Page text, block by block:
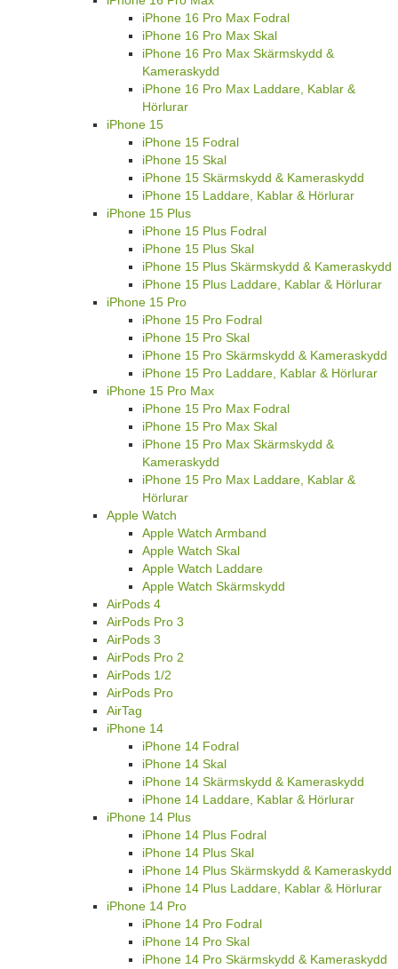
iPhone 16 Pro Max Fodral
iPhone 16 Pro Max Skal
iPhone 16 Pro Max Skärmskydd &
Kameraskydd
iPhone 16 Pro Max Laddare, Kablar &
Hörlurar
iPhone 15
iPhone 15 Fodral
iPhone 15 Skal
iPhone 15 Skärmskydd & Kameraskydd
iPhone 15 Laddare, Kablar & Hörlurar
iPhone 15 Plus
iPhone 15 Plus Fodral
iPhone 15 Plus Skal
iPhone 15 Plus Skärmskydd & Kameraskydd
iPhone 15 Plus Laddare, Kablar & Hörlurar
iPhone 15 Pro
iPhone 15 Pro Fodral
iPhone 15 Pro Skal
iPhone 15 Pro Skärmskydd & Kameraskydd
iPhone 15 Pro Laddare, Kablar & Hörlurar
iPhone 15 Pro Max
iPhone 15 Pro Max Fodral
iPhone 15 Pro Max Skal
iPhone 15 Pro Max Skärmskydd &
Kameraskydd
iPhone 15 Pro Max Laddare, Kablar &
Hörlurar
Apple Watch
Apple Watch Armband
Apple Watch Skal
Apple Watch Laddare
Apple Watch Skärmskydd
AirPods 4
AirPods Pro 3
AirPods 3
AirPods Pro 2
AirPods 1/2
AirPods Pro
AirTag
iPhone 14
iPhone 14 Fodral
iPhone 14 Skal
iPhone 14 Skärmskydd & Kameraskydd
iPhone 14 Laddare, Kablar & Hörlurar
iPhone 14 Plus
iPhone 14 Plus Fodral
iPhone 14 Plus Skal
iPhone 14 Plus Skärmskydd & Kameraskydd
iPhone 14 Plus Laddare, Kablar & Hörlurar
iPhone 14 Pro
iPhone 14 Pro Fodral
iPhone 14 Pro Skal
iPhone 14 Pro Skärmskydd & Kameraskydd